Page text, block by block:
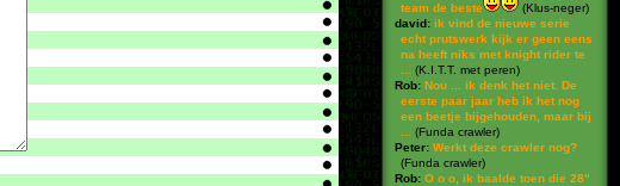
team de beste
(Klus-neger)
david: ik vind de nieuwe serie
echt prutswerk kijk er geen eens
na heeft niks met knight rider te
(K.I.T.T. met peren)
Rob: Nou ... ik denk het niet. De
eerste paar jaar heb ik het nog
een beetje bijgehouden, maar bij
(Funda crawler)
Peter: Werkt deze crawler nog?
(Funda crawler)
Rob: O o o, ik baalde toen die 28"